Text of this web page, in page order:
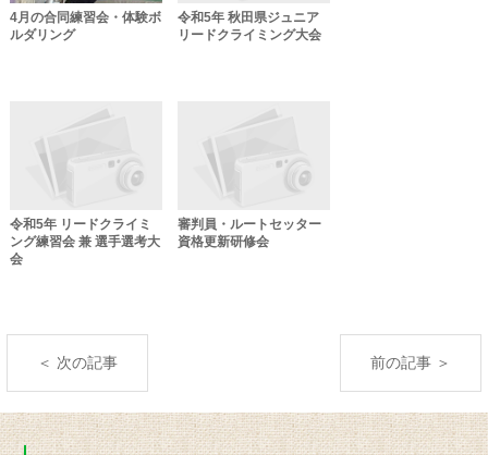
4月の合同練習会・体験ボ
ルダリング
令和5年 秋田県ジュニア
リードクライミング大会
令和5年 リードクライミ
ング練習会 兼 選手選考大
会
審判員・ルートセッター
資格更新研修会
＜ 次の記事 前の記事 ＞